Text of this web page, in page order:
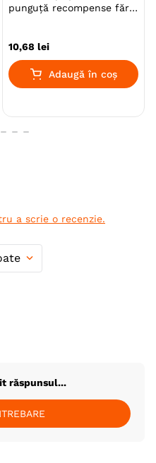
Caini
Toy (XS) Mica (S)
Medie (M) Mare (L)
Giant (XL)
Super-Premium
Imunitar & Alergii
punguță recompense fără
10,68 lei
Adaugă în coș
a scrie o recenzie.
răspunsul...